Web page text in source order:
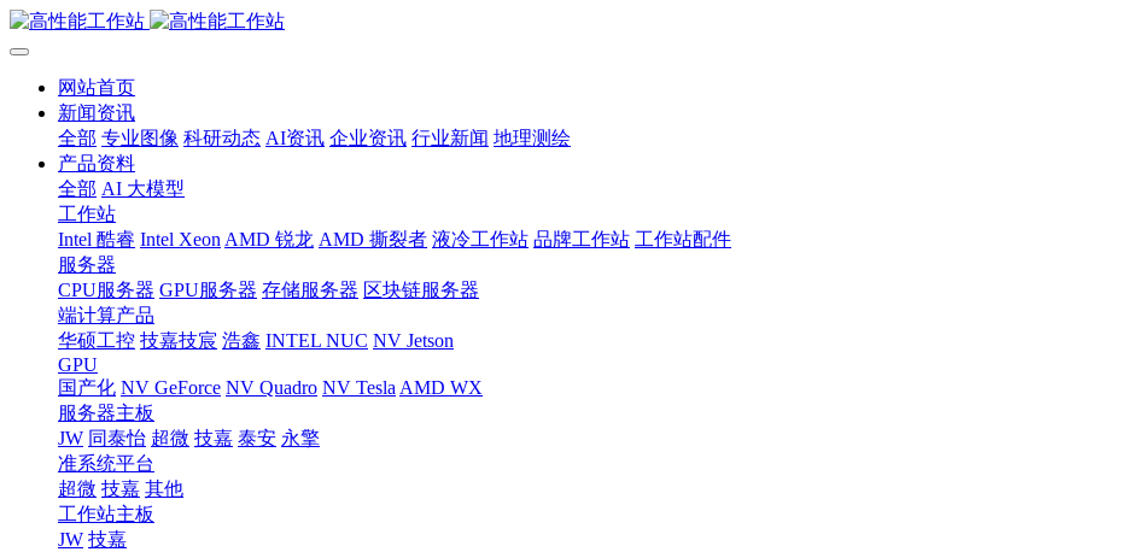
网站首页
新闻资讯
全部 专业图像 科研动态 AI资讯 企业资讯 行业新闻 地理测绘
产品资料
全部 AI 大模型
工作站
Intel 酷睿 Intel Xeon AMD 锐龙 AMD 撕裂者 液冷工作站 品牌工作站 工作站配件
服务器
CPU服务器 GPU服务器 存储服务器 区块链服务器
端计算产品
华硕工控 技嘉技宸 浩鑫 INTEL NUC NV Jetson
GPU
国产化 NV GeForce NV Quadro NV Tesla AMD WX
服务器主板
JW 同泰怡 超微 技嘉 泰安 永擎
准系统平台
超微 技嘉 其他
工作站主板
JW 技嘉